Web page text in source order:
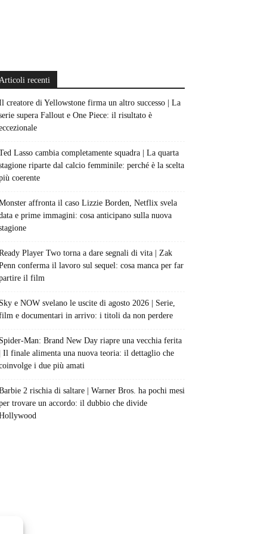
recenti
creatore di Yellowstone firma un altro successo | La
supera Fallout e One Piece: il risultato è
Lasso cambia completamente squadra | La quarta
riparte dal calcio femminile: perché è la scelta
coerente
affronta il caso Lizzie Borden, Netflix svela
e prime immagini: cosa anticipano sulla nuova
Player Two torna a dare segnali di vita | Zak
conferma il lavoro sul sequel: cosa manca per far
il film
Sky e NOW svelano le uscite di agosto 2026 | Serie,
e documentari in arrivo: i titoli da non perdere
Spider-Man: Brand New Day riapre una vecchia ferita
| Il finale alimenta una nuova teoria: il dettaglio che
i due più amati
2 rischia di saltare | Warner Bros. ha pochi mesi
trovare un accordo: il dubbio che divide